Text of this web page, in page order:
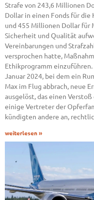
Strafe von 243,6 Millionen
Dollar in einen Fonds für
und 455 Millionen Dollar für
Sicherheit und Qualität
Vereinbarungen und
versprochen hatte,
Ethikprogramm
Januar 2024, bei dem ein
Max im Flug abbrach, neue
ausgelöst, das einen
einige Vertreter der
kündigten andere an,
weiterlesen »